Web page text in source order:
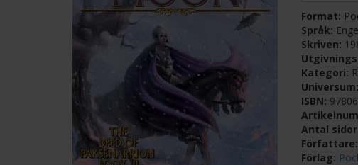
Format:
Språk:
Skriven:
Kategori:
Universum:
ISBN:
Antal
Författare:
Förlag: